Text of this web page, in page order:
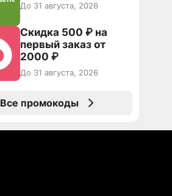
До 31 августа, 2026
Скидка 500 ₽ на
первый заказ от
2000 ₽
До 31 августа, 2026
Все промокоды